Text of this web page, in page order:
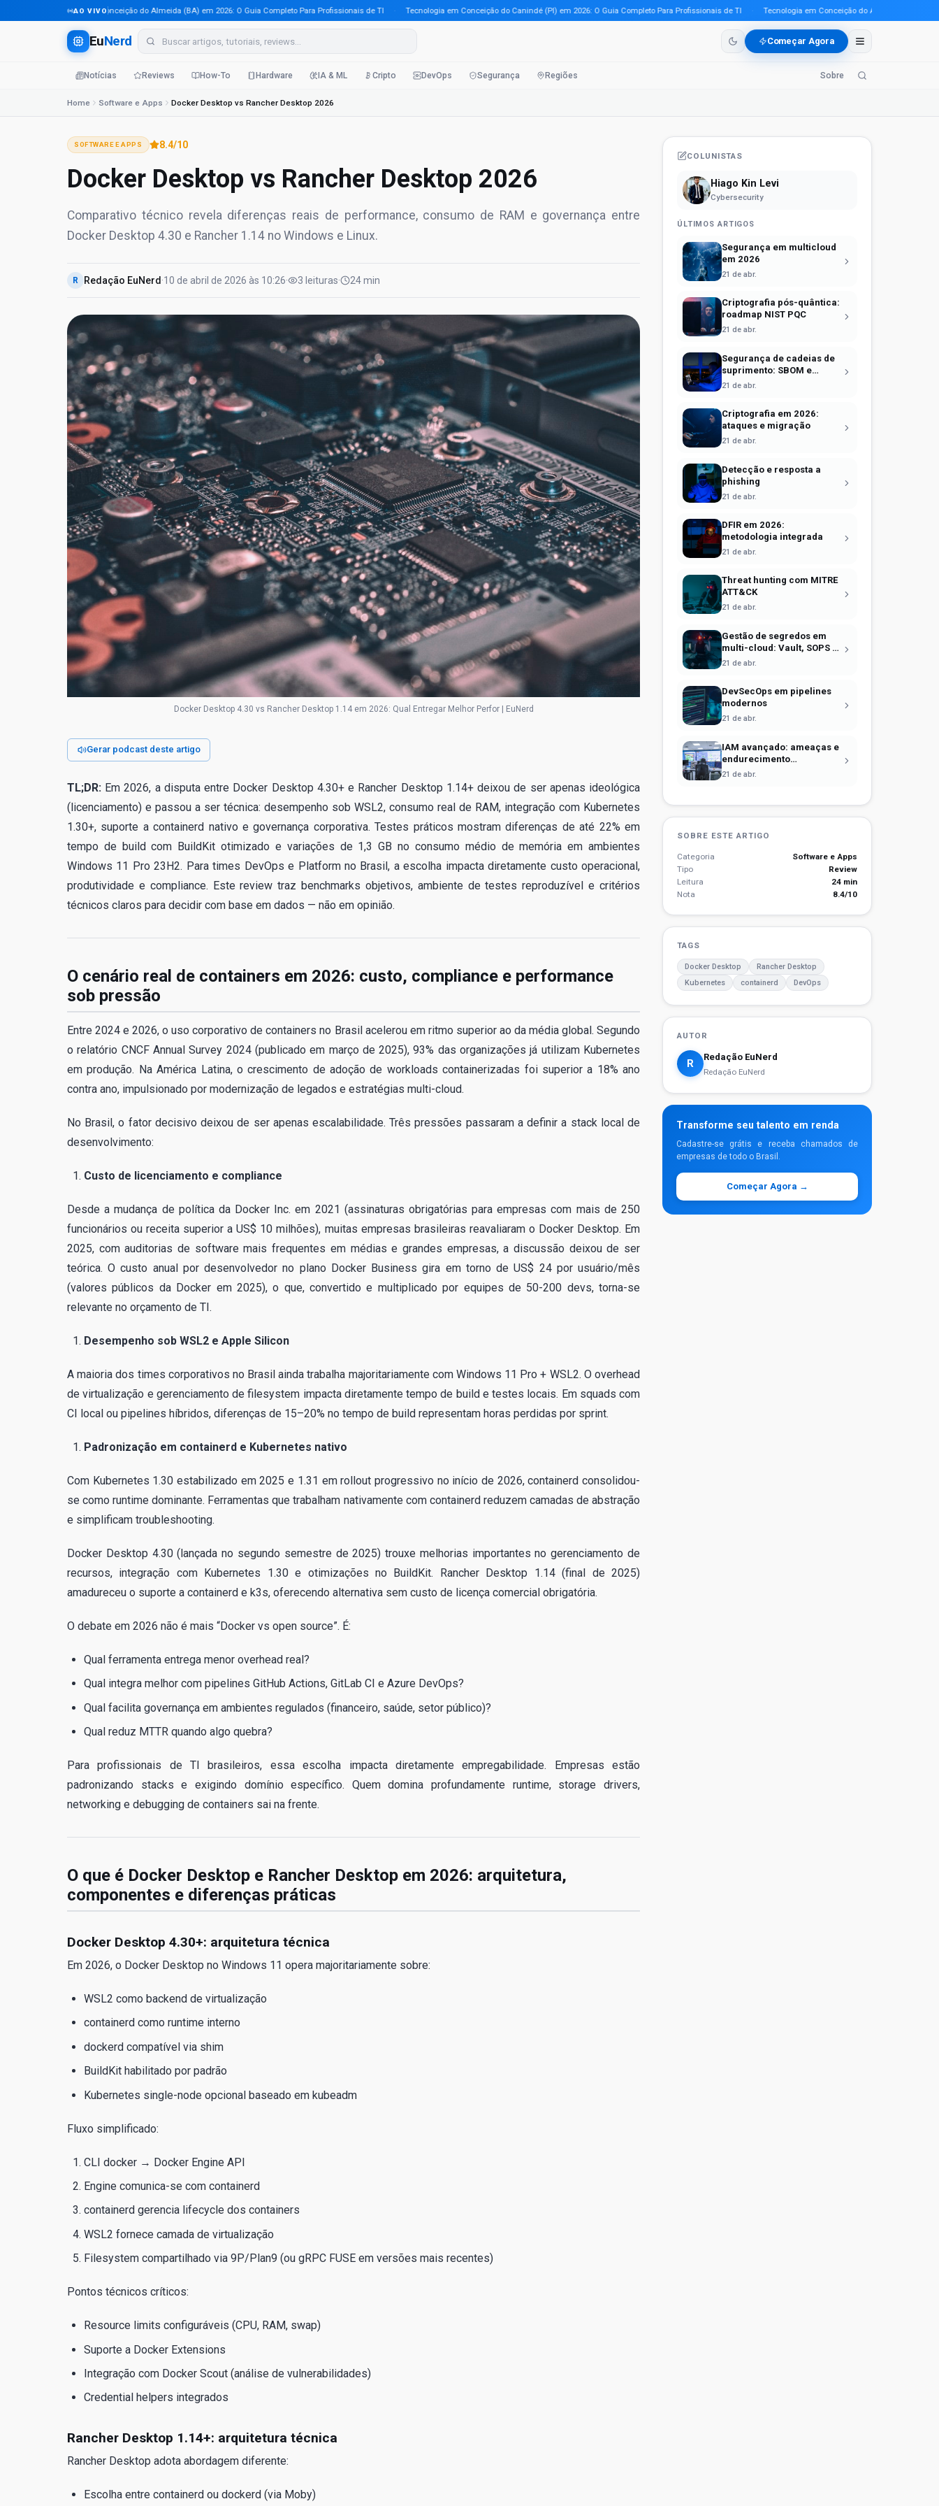
AO VIVO
Tecnologia em Conceição do Almeida (BA) em 2026: O Guia Completo Para Profissionais de TI · Tecnologia em Conceição do Canindé (PI) em 2026: O Guia Completo Para Profissionais de TI · Tecnologia em Conceição do Araguaia (PA) em
EuNerd Começar Agora
Notícias Reviews How-To Hardware IA & ML Cripto DevOps Segurança Regiões Sobre
Home Software e Apps Docker Desktop vs Rancher Desktop 2026
SOFTWARE E APPS 8.4/10
Docker Desktop vs Rancher Desktop 2026
Comparativo técnico revela diferenças reais de performance, consumo de RAM e governança entre
Docker Desktop 4.30 e Rancher 1.14 no Windows e Linux.
R Redação EuNerd ·10 de abril de 2026 às 10:26· 3 leituras· 24 min
Docker Desktop 4.30 vs Rancher Desktop 1.14 em 2026: Qual Entregar Melhor Perfor | EuNerd
Gerar podcast deste artigo
TL;DR: Em 2026, a disputa entre Docker Desktop 4.30+ e Rancher Desktop 1.14+ deixou de ser apenas ideológica
(licenciamento) e passou a ser técnica: desempenho sob WSL2, consumo real de RAM, integração com Kubernetes
1.30+, suporte a containerd nativo e governança corporativa. Testes práticos mostram diferenças de até 22% em
tempo de build com BuildKit otimizado e variações de 1,3 GB no consumo médio de memória em ambientes
Windows 11 Pro 23H2. Para times DevOps e Platform no Brasil, a escolha impacta diretamente custo operacional,
produtividade e compliance. Este review traz benchmarks objetivos, ambiente de testes reproduzível e critérios
técnicos claros para decidir com base em dados — não em opinião.
O cenário real de containers em 2026: custo, compliance e performance
sob pressão
Entre 2024 e 2026, o uso corporativo de containers no Brasil acelerou em ritmo superior ao da média global. Segundo
o relatório CNCF Annual Survey 2024 (publicado em março de 2025), 93% das organizações já utilizam Kubernetes
em produção. Na América Latina, o crescimento de adoção de workloads containerizadas foi superior a 18% ano
contra ano, impulsionado por modernização de legados e estratégias multi-cloud.
No Brasil, o fator decisivo deixou de ser apenas escalabilidade. Três pressões passaram a definir a stack local de
desenvolvimento:
Custo de licenciamento e compliance
Desde a mudança de política da Docker Inc. em 2021 (assinaturas obrigatórias para empresas com mais de 250
funcionários ou receita superior a US$ 10 milhões), muitas empresas brasileiras reavaliaram o Docker Desktop. Em
2025, com auditorias de software mais frequentes em médias e grandes empresas, a discussão deixou de ser
teórica. O custo anual por desenvolvedor no plano Docker Business gira em torno de US$ 24 por usuário/mês
(valores públicos da Docker em 2025), o que, convertido e multiplicado por equipes de 50-200 devs, torna-se
relevante no orçamento de TI.
Desempenho sob WSL2 e Apple Silicon
A maioria dos times corporativos no Brasil ainda trabalha majoritariamente com Windows 11 Pro + WSL2. O overhead
de virtualização e gerenciamento de filesystem impacta diretamente tempo de build e testes locais. Em squads com
CI local ou pipelines híbridos, diferenças de 15–20% no tempo de build representam horas perdidas por sprint.
Padronização em containerd e Kubernetes nativo
Com Kubernetes 1.30 estabilizado em 2025 e 1.31 em rollout progressivo no início de 2026, containerd consolidou-
se como runtime dominante. Ferramentas que trabalham nativamente com containerd reduzem camadas de abstração
e simplificam troubleshooting.
Docker Desktop 4.30 (lançada no segundo semestre de 2025) trouxe melhorias importantes no gerenciamento de
recursos, integração com Kubernetes 1.30 e otimizações no BuildKit. Rancher Desktop 1.14 (final de 2025)
amadureceu o suporte a containerd e k3s, oferecendo alternativa sem custo de licença comercial obrigatória.
O debate em 2026 não é mais “Docker vs open source”. É:
Qual ferramenta entrega menor overhead real?
Qual integra melhor com pipelines GitHub Actions, GitLab CI e Azure DevOps?
Qual facilita governança em ambientes regulados (financeiro, saúde, setor público)?
Qual reduz MTTR quando algo quebra?
Para profissionais de TI brasileiros, essa escolha impacta diretamente empregabilidade. Empresas estão
padronizando stacks e exigindo domínio específico. Quem domina profundamente runtime, storage drivers,
networking e debugging de containers sai na frente.
O que é Docker Desktop e Rancher Desktop em 2026: arquitetura,
componentes e diferenças práticas
Docker Desktop 4.30+: arquitetura técnica
Em 2026, o Docker Desktop no Windows 11 opera majoritariamente sobre:
WSL2 como backend de virtualização
containerd como runtime interno
dockerd compatível via shim
BuildKit habilitado por padrão
Kubernetes single-node opcional baseado em kubeadm
Fluxo simplificado:
CLI docker → Docker Engine API
Engine comunica-se com containerd
containerd gerencia lifecycle dos containers
WSL2 fornece camada de virtualização
Filesystem compartilhado via 9P/Plan9 (ou gRPC FUSE em versões mais recentes)
Pontos técnicos críticos:
Resource limits configuráveis (CPU, RAM, swap)
Suporte a Docker Extensions
Integração com Docker Scout (análise de vulnerabilidades)
Credential helpers integrados
Rancher Desktop 1.14+: arquitetura técnica
Rancher Desktop adota abordagem diferente:
Escolha entre containerd ou dockerd (via Moby)
COLUNISTAS
Hiago Kin Levi
Cybersecurity
ÚLTIMOS ARTIGOS
Segurança em multicloud
em 2026
21 de abr.
Criptografia pós-quântica:
roadmap NIST PQC
21 de abr.
Segurança de cadeias de
suprimento: SBOM e
Sigstore
21 de abr.
Criptografia em 2026:
ataques e migração
21 de abr.
Detecção e resposta a
phishing
21 de abr.
DFIR em 2026:
metodologia integrada
21 de abr.
Threat hunting com MITRE
ATT&CK
21 de abr.
Gestão de segredos em
multi-cloud: Vault, SOPS e
identidade efêmera
21 de abr.
DevSecOps em pipelines
modernos
21 de abr.
IAM avançado: ameaças e
endurecimento
operacional
21 de abr.
SOBRE ESTE ARTIGO
Categoria
Software e Apps
Tipo
Review
Leitura
24 min
Nota
8.4/10
TAGS
Docker Desktop
Rancher Desktop
Kubernetes
containerd DevOps
AUTOR
R
Redação EuNerd
Redação EuNerd
Transforme seu talento em renda
Cadastre-se grátis e receba chamados de
empresas de todo o Brasil.
Começar Agora →